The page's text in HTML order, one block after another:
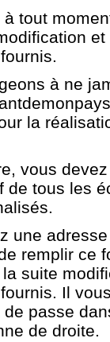
tout
à ne
la
vous
de tous les
une
remplir ce
suite
Il
passe
de droite.